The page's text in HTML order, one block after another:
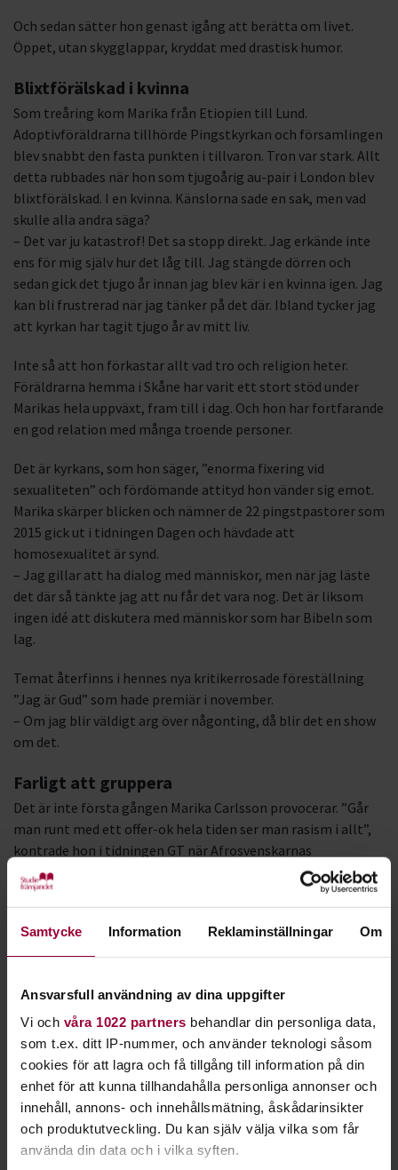
Samtycke Information Reklaminställningar Om
Ansvarsfull användning av dina uppgifter
Vi och våra 1022 partners behandlar din personliga data,
som t.ex. ditt IP-nummer, och använder teknologi såsom
cookies för att lagra och få tillgång till information på din
enhet för att kunna tillhandahålla personliga annonser och
innehåll, annons- och innehållsmätning, åskådarinsikter
och produktutveckling. Du kan själv välja vilka som får
använda din data och i vilka syften.
Och sedan sätter hon genast igång att berätta om livet.
Öppet, utan skygglappar, kryddat med drastisk humor.
Blixtförälskad i kvinna
Som treåring kom Marika från Etiopien till Lund.
Adoptivföräldrarna tillhörde Pingstkyrkan och församlingen
blev snabbt den fasta punkten i tillvaron. Tron var stark. Allt
detta rubbades när hon som tjugoårig au-pair i London blev
blixtförälskad. I en kvinna. Känslorna sade en sak, men vad
skulle alla andra säga?
– Det var ju katastrof! Det sa stopp direkt. Jag erkände inte
ens för mig själv hur det låg till. Jag stängde dörren och
sedan gick det tjugo år innan jag blev kär i en kvinna igen. Jag
kan bli frustrerad när jag tänker på det där. Ibland tycker jag
att kyrkan har tagit tjugo år av mitt liv.
Inte så att hon förkastar allt vad tro och religion heter.
Föräldrarna hemma i Skåne har varit ett stort stöd under
Marikas hela uppväxt, fram till i dag. Och hon har fortfarande
en god relation med många troende personer.
Det är kyrkans, som hon säger, ”enorma fixering vid
sexualiteten” och fördömande attityd hon vänder sig emot.
Marika skärper blicken och nämner de 22 pingstpastorer som
2015 gick ut i tidningen Dagen och hävdade att
homosexualitet är synd.
– Jag gillar att ha dialog med människor, men när jag läste
det där så tänkte jag att nu får det vara nog. Det är liksom
ingen idé att diskutera med människor som har Bibeln som
lag.
Temat återfinns i hennes nya kritikerrosade föreställning
”Jag är Gud” som hade premiär i november.
– Om jag blir väldigt arg över någonting, då blir det en show
om det.
Farligt att gruppera
Det är inte första gången Marika Carlsson provocerar. ”Går
man runt med ett offer-ok hela tiden ser man rasism i allt”,
kontrade hon i tidningen GT när Afrosvenskarnas
riksförbund anmälde hennes förra föreställning ”En negers
uppväxt” för hets mot folkgrupp. Anmälan avslogs – och
med att kategorisera människor i grupper efter hudfärg, kön,
sexuell läggning…
annan människa och att någon gillar mig, än att gå runt och
säga ”jag är afrosvensk” varje dag och varje sekund.
Hon känner sig främmande inför begreppet etnicitet.
– Jag använder inte det ordet. Det speglar ett behov av att
stoppa in sig själv och andra i ett fack. Jag har inget behov av
det.
Samtidigt inser hon att vi människor inte kommer ifrån vår